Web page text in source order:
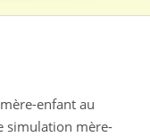
enfant au
simulation mère-